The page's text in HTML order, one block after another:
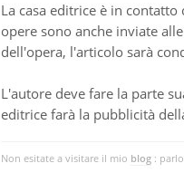
La casa editrice è in
opere sono anche inviate
dell'opera, l'articolo sarà
L'autore deve fare la parte
editrice farà la pubblicità
Non esitate a visitare il mio blog :